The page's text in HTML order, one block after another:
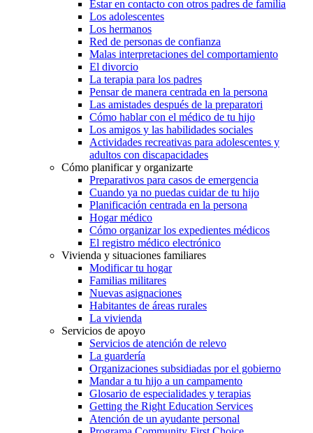
Estar en contacto con otros padres de familia
Los adolescentes
Los hermanos
Red de personas de confianza
Malas interpretaciones del comportamiento
El divorcio
La terapia para los padres
Pensar de manera centrada en la persona
Las amistades después de la preparatori
Cómo hablar con el médico de tu hijo
Los amigos y las habilidades sociales
Actividades recreativas para adolescentes y
adultos con discapacidades
Cómo planificar y organizarte
Preparativos para casos de emergencia
Cuando ya no puedas cuidar de tu hijo
Planificación centrada en la persona
Hogar médico
Cómo organizar los expedientes médicos
El registro médico electrónico
Vivienda y situaciones familiares
Modificar tu hogar
Familias militares
Nuevas asignaciones
Habitantes de áreas rurales
La vivienda
Servicios de apoyo
Servicios de atención de relevo
La guardería
Organizaciones subsidiadas por el gobierno
Mandar a tu hijo a un campamento
Glosario de especialidades y terapias
Getting the Right Education Services
Atención de un ayudante personal